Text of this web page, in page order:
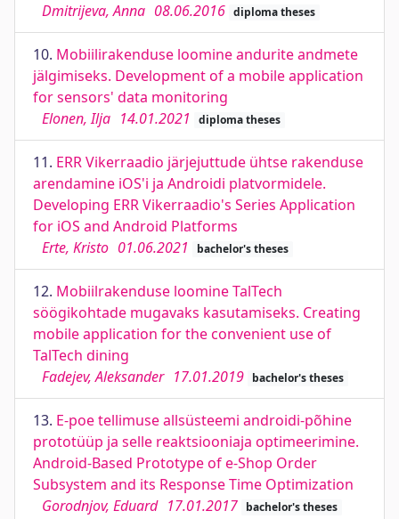
Dmitrijeva, Anna 08.06.2016 diploma theses
10. Mobiilirakenduse loomine andurite andmete
jälgimiseks. Development of a mobile application
for sensors' data monitoring
Elonen, Ilja 14.01.2021 diploma theses
11. ERR Vikerraadio järjejuttude ühtse rakenduse
arendamine iOS'i ja Androidi platvormidele.
Developing ERR Vikerraadio's Series Application
for iOS and Android Platforms
Erte, Kristo 01.06.2021 bachelor's theses
12. Mobiilrakenduse loomine TalTech
söögikohtade mugavaks kasutamiseks. Creating
mobile application for the convenient use of
TalTech dining
Fadejev, Aleksander 17.01.2019 bachelor's theses
13. E-poe tellimuse allsüsteemi androidi-põhine
prototüüp ja selle reaktsiooniaja optimeerimine.
Android-Based Prototype of e-Shop Order
Subsystem and its Response Time Optimization
Gorodnjov, Eduard 17.01.2017 bachelor's theses